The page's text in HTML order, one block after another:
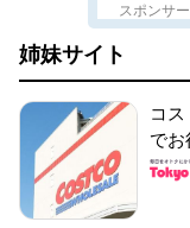
スポンサ
姉妹サイト
コ
で